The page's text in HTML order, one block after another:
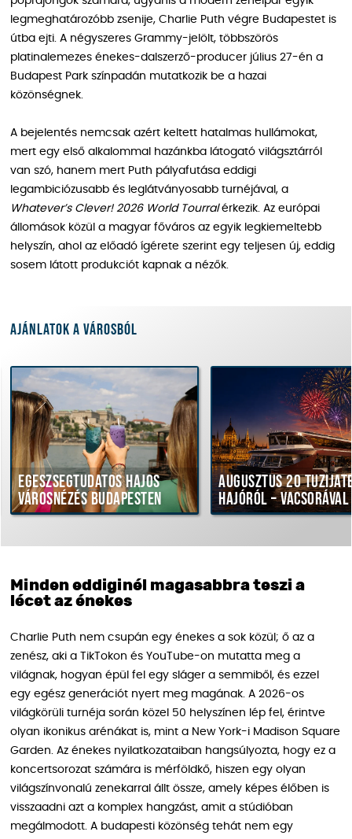
legmeghatározóbb zsenije, Charlie Puth végre Budapestet is
útba ejti. A négyszeres Grammy-jelölt, többszörös
platinalemezes énekes-dalszerző-producer július 27-én a
Budapest Park színpadán mutatkozik be a hazai
közönségnek.
A bejelentés nemcsak azért keltett hatalmas hullámokat,
mert egy első alkalommal hazánkba látogató világsztárról
van szó, hanem mert Puth pályafutása eddigi
legambiciózusabb és leglátványosabb turnéjával, a
Whatever’s Clever! 2026 World Tourralérkezik. Az európai
állomások közül a magyar főváros az egyik legkiemeltebb
helyszín, ahol az előadó ígérete szerint egy teljesen új, eddig
sosem látott produkciót kapnak a nézők.
Ajánlatok a városból
Egészségtudatos hajós
városnézés Budapesten
Augusztus 20
hajóról – vacsorával
Minden eddiginél magasabbra teszi a
lécet az énekes
Charlie Puth nem csupán egy énekes a sok közül; ő az a
zenész, aki a TikTokon és YouTube-on mutatta meg a
világnak, hogyan épül fel egy sláger a semmiből, és ezzel
egy egész generációt nyert meg magának. A 2026-os
világkörüli turnéja során közel 50 helyszínen lép fel, érintve
olyan ikonikus arénákat is, mint a New York-i Madison Square
Garden. Az énekes nyilatkozataiban hangsúlyozta, hogy ez a
koncertsorozat számára is mérföldkő, hiszen egy olyan
világszínvonalú zenekarral állt össze, amely képes élőben is
visszaadni azt a komplex hangzást, amit a stúdióban
megálmodott. A budapesti közönség tehát nem egy